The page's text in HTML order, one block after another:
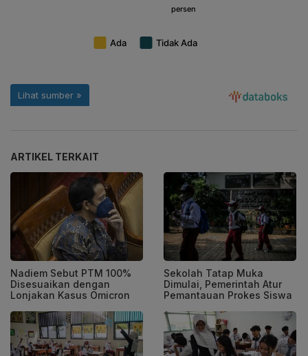
ARTIKEL TERKAIT
Nadiem Sebut PTM 100%
Disesuaikan dengan
Lonjakan Kasus Omicron
Sekolah Tatap Muka
Dimulai, Pemerintah Atur
Pemantauan Prokes Siswa